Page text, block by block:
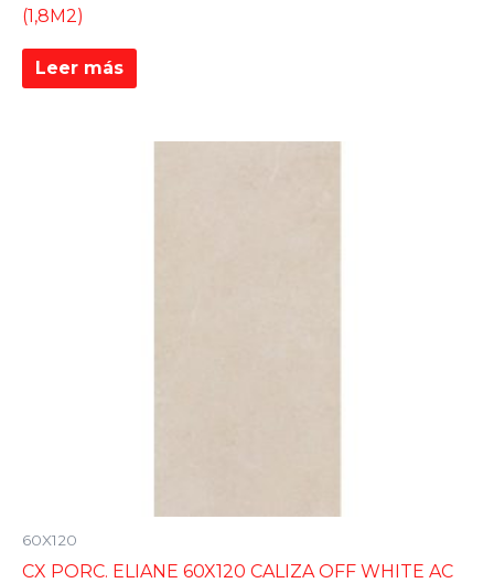
(1,8M2)
Leer más
60X120
CX PORC. ELIANE 60X120 CALIZA OFF WHITE AC